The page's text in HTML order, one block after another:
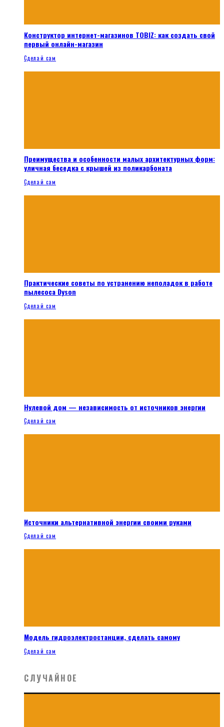
Конструктор интернет-магазинов TOBIZ: как создать свой
первый онлайн-магазин
Сделай сам
Преимущества и особенности малых архитектурных форм:
уличная беседка с крышей из поликарбоната
Сделай сам
Практические советы по устранению неполадок в работе
пылесоса Dyson
Сделай сам
Нулевой дом — независимость от источников энергии
Сделай сам
Источники альтернативной энергии своими руками
Сделай сам
Модель гидроэлектростанции, сделать самому
Сделай сам
СЛУЧАЙНОЕ